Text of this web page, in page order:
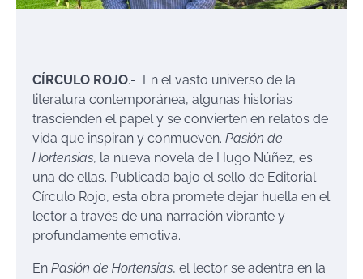
CÍRCULO ROJO.- En el vasto universo de la
literatura contemporánea, algunas historias
trascienden el papel y se convierten en relatos de
vida que inspiran y conmueven. Pasión de
Hortensias, la nueva novela de Hugo Núñez, es
una de ellas. Publicada bajo el sello de Editorial
Círculo Rojo, esta obra promete dejar huella en el
lector a través de una narración vibrante y
profundamente emotiva.
En Pasión de Hortensias, el lector se adentra en la